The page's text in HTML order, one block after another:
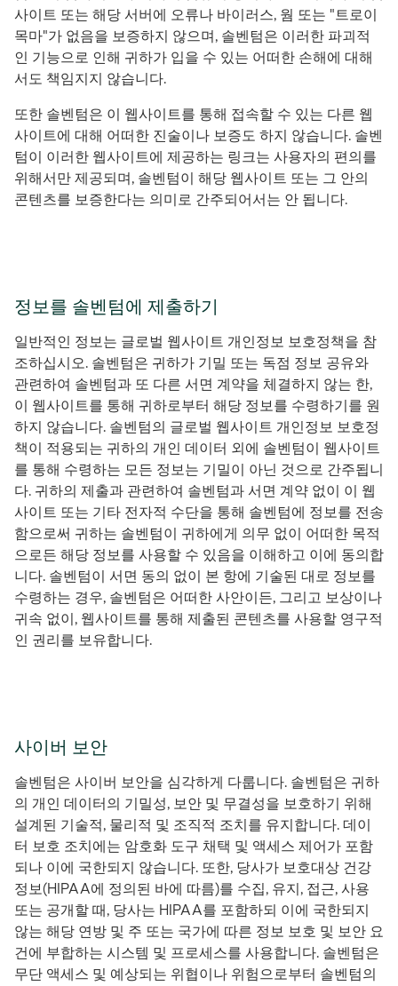
사이트 또는 해당 서버에 오류나 바이러스, 웜 또는 "트로이
목마"가 없음을 보증하지 않으며, 솔벤텀은 이러한 파괴적
인 기능으로 인해 귀하가 입을 수 있는 어떠한 손해에 대해
서도 책임지지 않습니다.
또한 솔벤텀은 이 웹사이트를 통해 접속할 수 있는 다른 웹
사이트에 대해 어떠한 진술이나 보증도 하지 않습니다. 솔벤
텀이 이러한 웹사이트에 제공하는 링크는 사용자의 편의를
위해서만 제공되며, 솔벤텀이 해당 웹사이트 또는 그 안의
콘텐츠를 보증한다는 의미로 간주되어서는 안 됩니다.
정보를 솔벤텀에 제출하기
일반적인 정보는 글로벌 웹사이트 개인정보 보호정책을 참
조하십시오. 솔벤텀은 귀하가 기밀 또는 독점 정보 공유와
관련하여 솔벤텀과 또 다른 서면 계약을 체결하지 않는 한,
이 웹사이트를 통해 귀하로부터 해당 정보를 수령하기를 원
하지 않습니다. 솔벤텀의 글로벌 웹사이트 개인정보 보호정
책이 적용되는 귀하의 개인 데이터 외에 솔벤텀이 웹사이트
를 통해 수령하는 모든 정보는 기밀이 아닌 것으로 간주됩니
다. 귀하의 제출과 관련하여 솔벤텀과 서면 계약 없이 이 웹
사이트 또는 기타 전자적 수단을 통해 솔벤텀에 정보를 전송
함으로써 귀하는 솔벤텀이 귀하에게 의무 없이 어떠한 목적
으로든 해당 정보를 사용할 수 있음을 이해하고 이에 동의합
니다. 솔벤텀이 서면 동의 없이 본 항에 기술된 대로 정보를
수령하는 경우, 솔벤텀은 어떠한 사안이든, 그리고 보상이나
귀속 없이, 웹사이트를 통해 제출된 콘텐츠를 사용할 영구적
인 권리를 보유합니다.
사이버 보안
솔벤텀은 사이버 보안을 심각하게 다룹니다. 솔벤텀은 귀하
의 개인 데이터의 기밀성, 보안 및 무결성을 보호하기 위해
설계된 기술적, 물리적 및 조직적 조치를 유지합니다. 데이
터 보호 조치에는 암호화 도구 채택 및 액세스 제어가 포함
되나 이에 국한되지 않습니다. 또한, 당사가 보호대상 건강
정보(HIPAA에 정의된 바에 따름)를 수집, 유지, 접근, 사용
또는 공개할 때, 당사는 HIPAA를 포함하되 이에 국한되지
않는 해당 연방 및 주 또는 국가에 따른 정보 보호 및 보안 요
건에 부합하는 시스템 및 프로세스를 사용합니다. 솔벤텀은
무단 액세스 및 예상되는 위협이나 위험으로부터 솔벤텀의